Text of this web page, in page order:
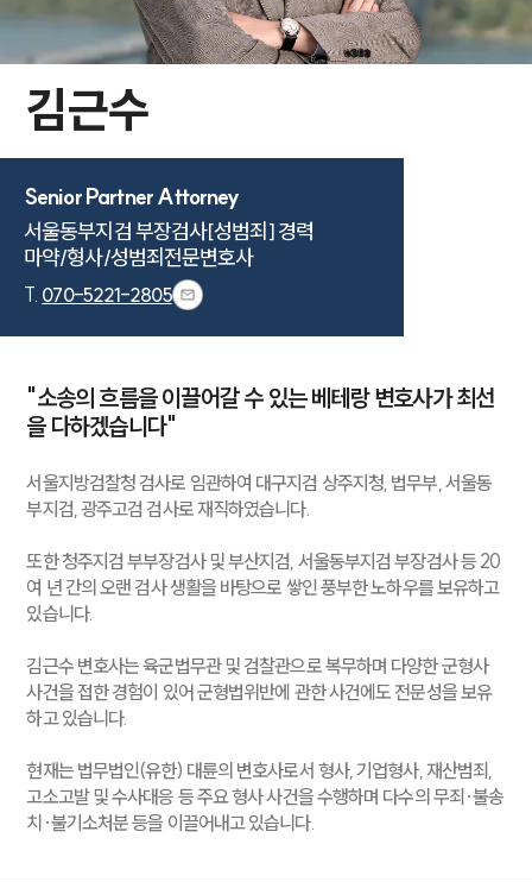
김근수
Senior Partner Attorney
서울동부지검 부장검사[성범죄] 경력
마약/형사/성범죄전문변호사
T. 070-5221-2805
"소송의 흐름을 이끌어갈 수 있는 베테랑 변호사가 최선
을 다하겠습니다"
서울지방검찰청 검사로 임관하여 대구지검 상주지청, 법무부, 서울동
부지검, 광주고검 검사로 재직하였습니다.
또한 청주지검 부부장검사 및 부산지검, 서울동부지검 부장검사 등 20
여 년 간의 오랜 검사 생활을 바탕으로 쌓인 풍부한 노하우를 보유하고
있습니다.
김근수 변호사는 육군법무관 및 검찰관으로 복무하며 다양한 군형사
사건을 접한 경험이 있어 군형법위반에 관한 사건에도 전문성을 보유
하고 있습니다.
현재는 법무법인(유한) 대륜의 변호사로서 형사, 기업형사, 재산범죄,
고소고발 및 수사대응 등 주요 형사 사건을 수행하며 다수의 무죄·불송
치·불기소처분 등을 이끌어내고 있습니다.